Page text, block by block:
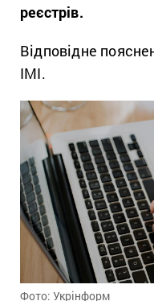
реєстрів.
Відповідне
ІМІ.
Фото: Укрінформ